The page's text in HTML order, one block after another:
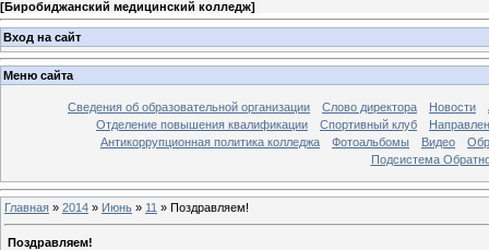
[Биробиджанский медицинский колледж]
Вход на сайт
Меню сайта
Сведения об образовательной организации Слово директора Новости
Отделение повышения квалификации
Спортивный клуб
Антикоррупционная политика колледжа
Фотоальбомы Видео
Подсистема
Главная » 2014 » Июнь » 11 » Поздравляем!
Поздравляем!